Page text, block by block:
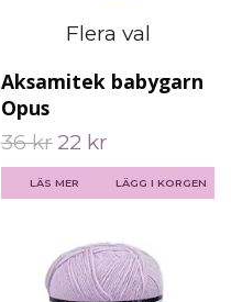
Flera val
Aksamitek babygarn
Opus
36 kr 22 kr
LÄS MER LÄGG I KORGEN